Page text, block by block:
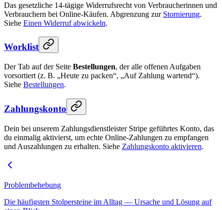
Das gesetzliche 14-tägige Widerrufsrecht von Verbraucherinnen und
Verbrauchern bei Online-Käufen. Abgrenzung zur Stornierung.
Siehe Einen Widerruf abwickeln.
Worklist
Der Tab auf der Seite Bestellungen, der alle offenen Aufgaben
vorsortiert (z. B. „Heute zu packen“, „Auf Zahlung wartend“).
Siehe Bestellungen.
Zahlungskonto
Dein bei unserem Zahlungsdienstleister Stripe geführtes Konto, das
du einmalig aktivierst, um echte Online-Zahlungen zu empfangen
und Auszahlungen zu erhalten. Siehe Zahlungskonto aktivieren.
Problembehebung
Die häufigsten Stolpersteine im Alltag — Ursache und Lösung auf